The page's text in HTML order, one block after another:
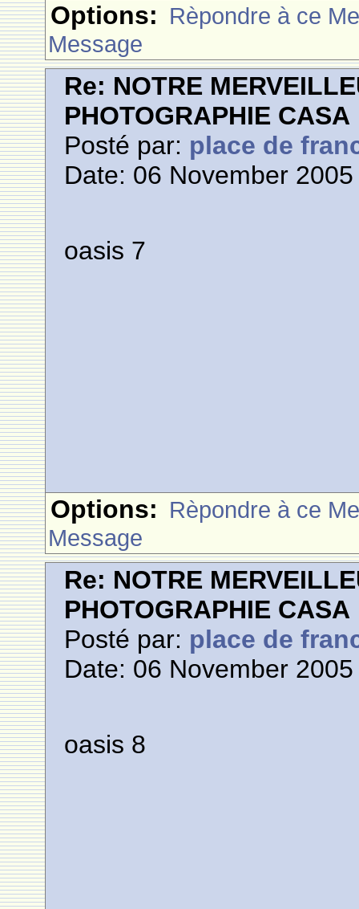
Options: Rèpondre à ce
Message
Re: NOTRE
PHOTOGRAPHIE CASA
Posté par: place de
Date: 06 November
oasis 7
Options: Rèpondre à ce
Message
Re: NOTRE
PHOTOGRAPHIE CASA
Posté par: place de
Date: 06 November
oasis 8